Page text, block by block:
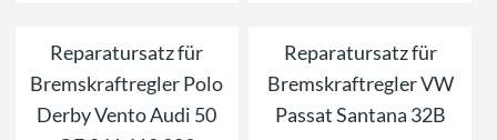
Reparatursatz für
Bremskraftregler Polo
Derby Vento Audi 50
Reparatursatz für
Bremskraftregler VW
Passat Santana 32B